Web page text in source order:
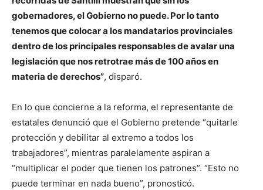
gobernadores, el Gobierno no puede. Por lo tanto
tenemos que colocar a los mandatarios provinciales
dentro de los principales responsables de avalar una
legislación que nos retrotrae más de 100 años en
materia de derechos”, disparó.
En lo que concierne a la reforma, el representante de
estatales denunció que el Gobierno pretende “quitarle
protección y debilitar al extremo a todos los
trabajadores”, mientras paralelamente aspiran a
“multiplicar el poder que tienen los patrones”. “Esto no
puede terminar en nada bueno”, pronosticó.